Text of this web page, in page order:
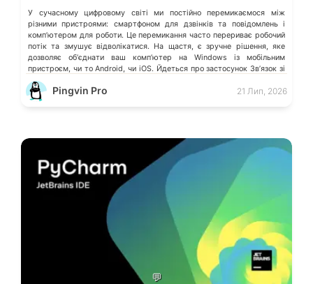
У сучасному цифровому світі ми постійно перемикаємося між
різними пристроями: смартфоном для дзвінків та повідомлень і
компʼютером для роботи. Це перемикання часто перериває робочий
потік та змушує відволікатися. На щастя, є зручне рішення, яке
дозволяє обʼєднати ваш компʼютер на Windows із мобільним
пристроєм, чи то Android, чи iOS. Йдеться про застосунок Звʼязок зі
смартфоном (Phone Link) від Microsoft, що перетворює ваш ПК на
своєрідний «міст» до функцій смартфона.
Pingvin Pro 21 Лип, 2026
💬